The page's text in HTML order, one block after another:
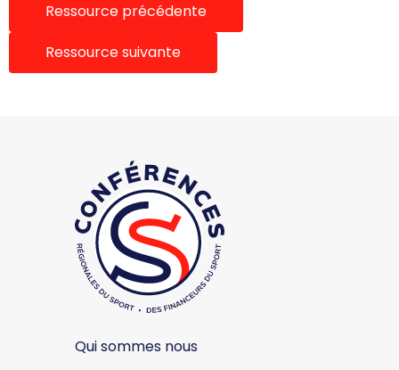
Ressource précédente
Ressource suivante
Qui sommes nous